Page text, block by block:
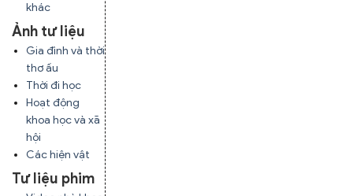
khác
Ảnh tư liệu
Gia đình và thời
thơ ấu
Thời đi học
Hoạt động
khoa học và xã
hội
Các hiện vật
Tư liệu phim